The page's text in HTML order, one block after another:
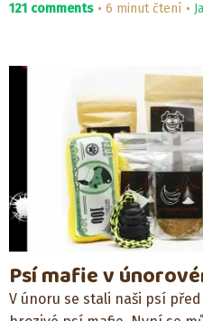
121 comments
6 minut čtení
Psí mafie v
V únoru se stali naši psí